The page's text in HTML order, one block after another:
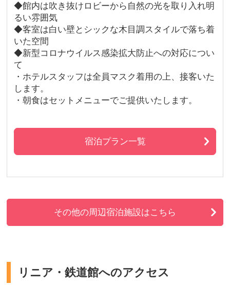
◆館内は吹き抜けロビーから自然の光を取り入れ明
るい雰囲気
◆客室は白い壁とシックな木目調スタイルで落ち着
いた空間
◆新型コロナウイルス感染拡大防止への対応につい
て
・ホテルスタッフは全員マスク着用の上、接客いた
します。
・朝食はセットメニューでご提供いたします。
宿泊プラン一覧
その他の周辺宿泊施設はこちら
リニア・鉄道館へのアクセス